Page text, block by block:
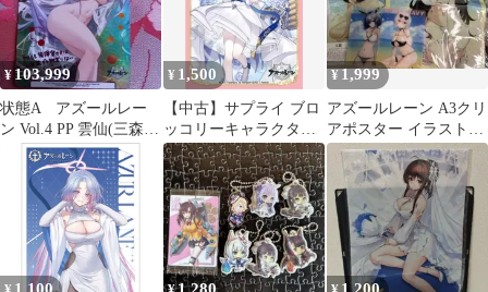
¥ 103,999
状態A アズールレー
ン Vol.4 PP 雲仙(三森す
ずこ虹箔押しサイン)
¥ 1,500
【中古】サプライ ブロ
ッコリーキャラクター
スリーブ アズールレー
ン「ラフィー」ウェデ
ィングVer.
¥1,999
アズールレーン A3クリ
アポスター イラストカ
ード セット